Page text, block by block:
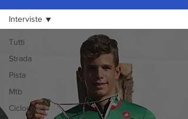
Tutti
Strada
Pista
Mtb
Ciclocross
Interviste